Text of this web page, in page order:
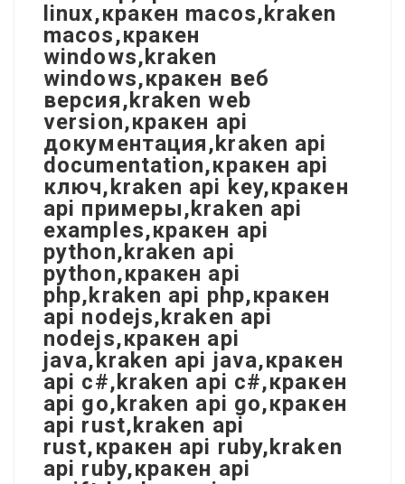
linux,кракен macos,kraken
macos,кракен
windows,kraken
windows,кракен веб
версия,kraken web
version,кракен api
документация,kraken api
documentation,кракен api
ключ,kraken api key,кракен
api примеры,kraken api
examples,кракен api
python,kraken api
python,кракен api
php,kraken api php,кракен
api nodejs,kraken api
nodejs,кракен api
java,kraken api java,кракен
api c#,kraken api c#,кракен
api go,kraken api go,кракен
api rust,kraken api
rust,кракен api ruby,kraken
api ruby,кракен api